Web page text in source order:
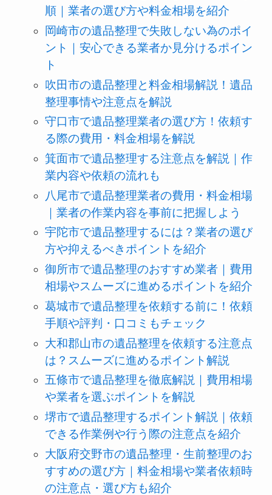
順｜業者の選び方や料金相場を紹介
岡崎市の遺品整理で失敗しない為のポイ
ント｜安心できる業者か見分けるポイン
ト
吹田市の遺品整理と料金相場解説！遺品
整理事情や注意点を解説
守口市で遺品整理業者の選び方！依頼す
る際の費用・料金相場を解説
箕面市で遺品整理する注意点を解説｜作
業内容や依頼の流れも
八尾市で遺品整理業者の費用・料金相場
｜業者の作業内容を事前に把握しよう
宇陀市で遺品整理するには？業者の選び
方や抑えるべきポイントを紹介
御所市で遺品整理のおすすめ業者｜費用
相場やスムーズに進めるポイントを紹介
葛城市で遺品整理を依頼する前に！依頼
手順や評判・口コミもチェック
大和郡山市の遺品整理を依頼する注意点
は？スムーズに進めるポイント解説
五條市で遺品整理を徹底解説｜費用相場
や業者を選ぶポイントを解説
堺市で遺品整理するポイント解説｜依頼
できる作業例や行う際の注意点を紹介
大阪府交野市の遺品整理・生前整理のお
すすめの選び方｜料金相場や業者依頼時
の注意点・選び方も紹介